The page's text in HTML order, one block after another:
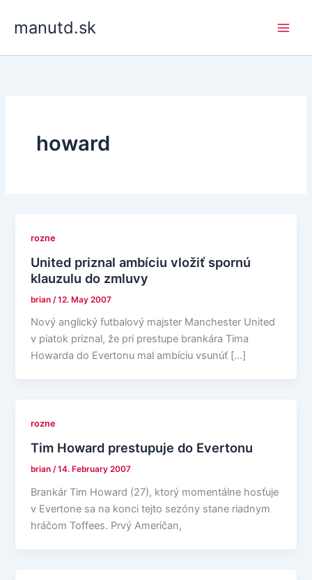
manutd.sk
howard
rozne
United priznal ambíciu vložiť spornú
klauzulu do zmluvy
brian /12. May 2007
Nový anglický futbalový majster Manchester United
v piatok priznal, že pri prestupe brankára Tima
Howarda do Evertonu mal ambíciu vsunúť […]
rozne
Tim Howard prestupuje do Evertonu
brian/14. February 2007
Brankár Tim Howard (27), ktorý momentálne hosťuje
v Evertone sa na konci tejto sezóny stane riadnym
hráčom Toffees. Prvý Američan,